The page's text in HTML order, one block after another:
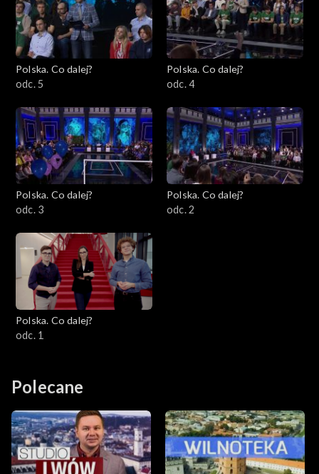
Polska. Co dalej?
odc. 5
Polska. Co dalej?
odc. 4
Polska. Co dalej?
odc. 3
Polska. Co dalej?
odc. 2
Polska. Co dalej?
odc. 1
Polecane